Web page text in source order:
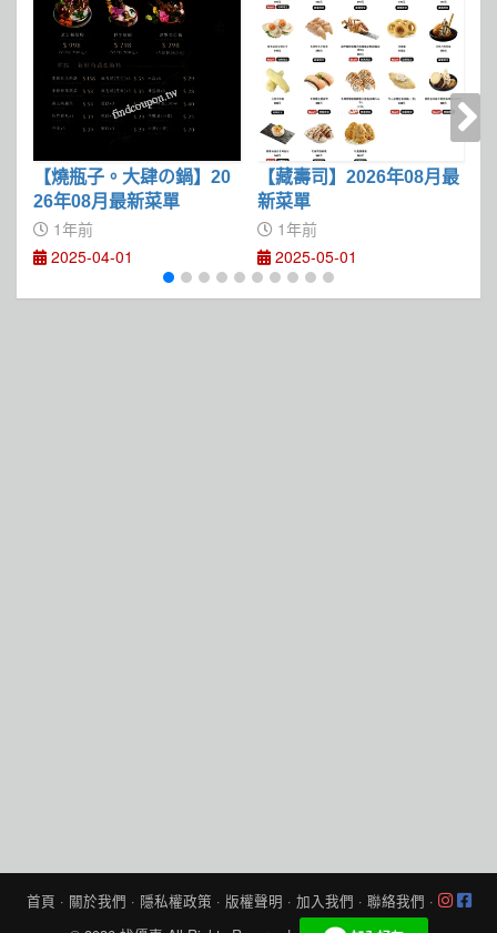
【燒瓶子。大肆の鍋】20
26年08月最新菜單
1年前
2025-04-01
【藏壽司】2026年08月最
新菜單
1年前
2025-05-01
首頁 · 關於我們 · 隱私權政策 · 版權聲明 · 加入我們 · 聯絡我們 ·